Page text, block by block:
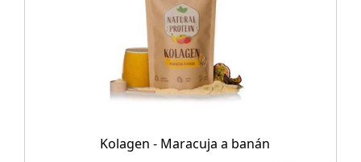
Kolagen - Maracuja a banán